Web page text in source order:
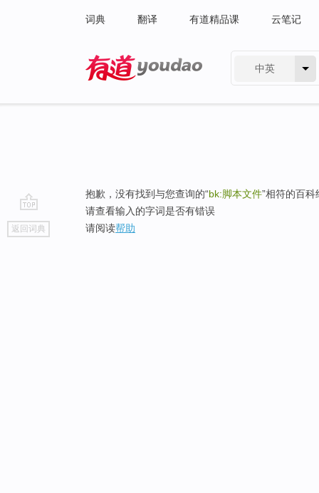
词典 翻译 有道精品课 云笔记
中英
go
top
返回词典
抱歉，没有找到与您查询的“bk:脚本文件”相符的百科
请查看输入的字词是否有错误
请阅读帮助